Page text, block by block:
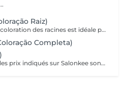
Raiz)
Coloration des Racines La coloration des racines est idéale pour conserver une couleur uniforme et soignée, tout en assurant une finition élégante et naturelle. - Racines jusqu'à 2 cm (environ 1 mois de repousse) : tarif standard du service. - Racines de 2 cm à 4 cm : considéré comme une retouche élargie, avec un tarif différent. - Au-delà de 4 cm : il s'agit d'une coloration complète, avec un devis adapté. Ce soin permet d'éviter les différences de tons entre les racines et les longueurs, de préserver la santé du cheveu et de maintenir l'éclat de la couleur plus longtemps.
Completa)
Veuillez prendre note que les prix indiqués sur Salonkee sont communiqués à titre informatif et s'entendent de base. Ces derniers sont susceptibles de varier selon le diagnostic réalisé à votre arrivée au salon et l'expertise du professionnel à qui vous confiez votre beauté. Dans tous les cas, un devis précis vous sera proposé et toutes réalisations de prestations seront effectuées avec votre accord. Un grand merci d'avance pour votre compréhension. Au plaisir de vous revoir très vite. Alexandre Lopes